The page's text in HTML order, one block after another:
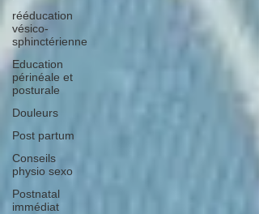
rééducation
vésico-
sphinctérienne
Education
périnéale et
posturale
Douleurs
Post partum
Conseils
physio sexo
Postnatal
immédiat